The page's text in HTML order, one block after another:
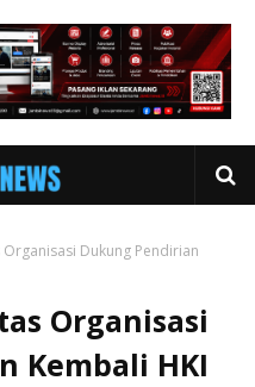
Dukung Pendirian
Organisasi
Kembali HKI